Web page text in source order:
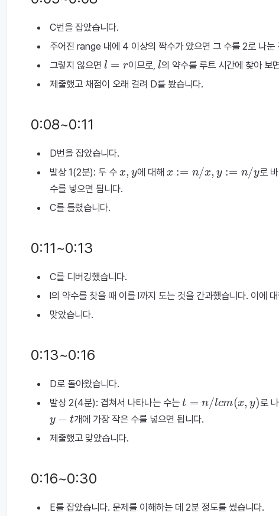
C번을 잡았습니다.
주어진 range 내에 4 이상의 짝수가 았으면 그 수를 2로 나눈
그렇지 않으면 l= 이므로, l의 약수를 루트 시간에 찾아 보
제출했고 채점이 오래 걸려 D를 봤습니다.
0:08~0:11
D번을 잡았습니다.
발상 1(2분): 두 수
에 대해 y 로
수를 넣으면 됩니다.
C를 틀렸습니다.
0:11~0:13
C를 디버깅했습니다.
l의 약수를 찾을 때 이를 l까지 도는 것을 간과했습니다. 이에
맞았습니다.
0:13~0:16
D로 돌아왔습니다.
발상 2(4분): 겹쳐서 나타나는 수는 t cm y 로
개에 가장 작은 수를 넣으면 됩니다.
제출했고 맞았습니다.
0:16~0:30
E를 잡았습니다. 문제를 이해하는 데 2분 정도를 썼습니다.